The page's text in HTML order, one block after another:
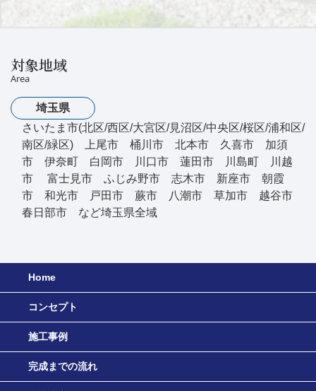
対象地域
Area
埼玉県
さいたま市(北区/西区/大宮区/見沼区/中央区/桜区/浦和区/
南区/緑区) 上尾市 桶川市 北本市 久喜市 加須
市 伊奈町 白岡市 川口市 蓮田市 川島町 川越
市 富士見市 ふじみ野市 志木市 新座市 朝霞
市 和光市 戸田市 蕨市 八潮市 草加市 越谷市
春日部市 など埼玉県全域
Home
コンセプト
施工事例
完成までの流れ